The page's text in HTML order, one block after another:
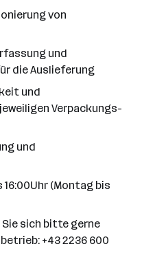
von
und
die Auslieferung
und
Verpackungs-
und
(Montag bis
Sie sich bitte gerne
+43 2236 600